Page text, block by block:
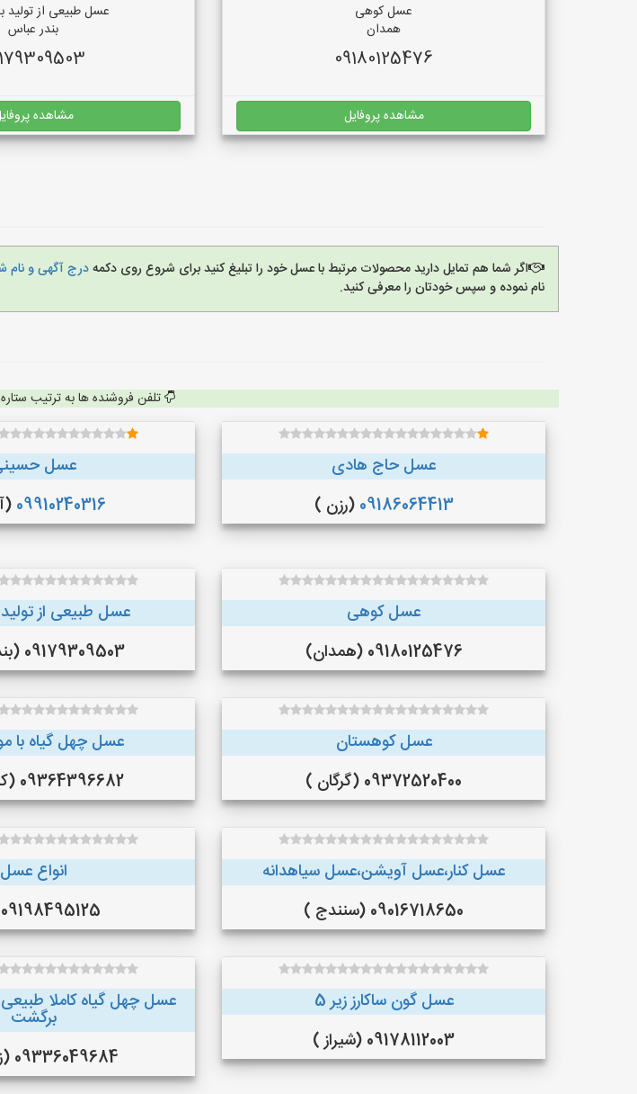
عسل کوهی
همدان
09180125476
مشاهده پروفایل
عسل طبیعی از
بندر عباس
مشاهده
اگر شما هم تمایل دارید محصولات مرتبط با عسل خود را تبلیغ کنید برای شروع روی دکمهدرج آگهی و نام
نام نموده و سپس خودتان را معرفی کنید.
تلفن فروشنده ها به ترتیب
عسل حاج هادی
09186064413 (رزن )
عسل
09910240316
عسل کوهی
09180125476 (همدان)
عسل طبیعی از
09179309503 (بندر عباس)
عسل کوهستان
09372520400 (گرگان )
عسل چهل گیاه با
09364396682 (کرمانشاه )
عسل کنار،عسل آویشن،عسل سیاهدانه
09016718650 (سنندج )
انواع عسل
09198495125 (قم)
عسل گون ساکارز زیر 5
09178112003 (شیراز )
عسل چهل گیاه کاملا
برگشت
09336049684 (زاهدان )